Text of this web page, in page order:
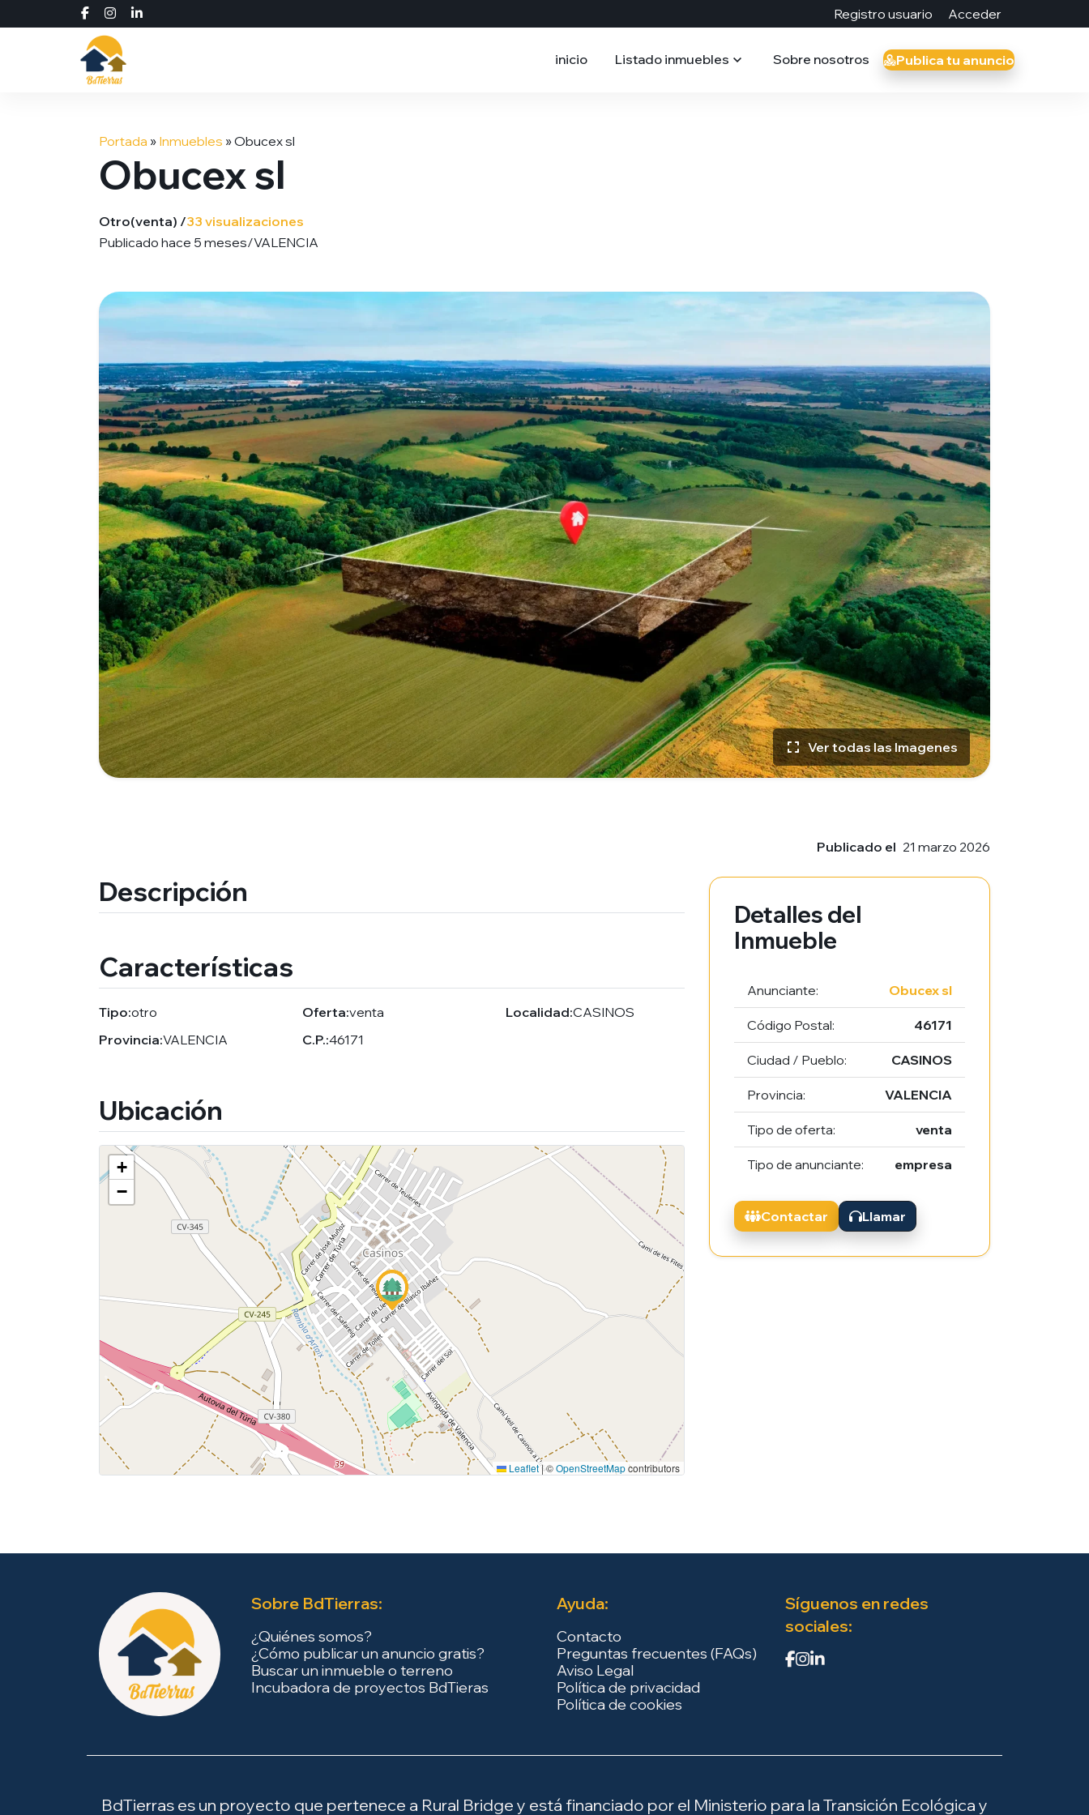
Registro usuario Acceder
inicio Listado inmuebles Sobre nosotros Publica tu anuncio
Portada » Inmuebles »Obucex sl
Obucex sl
Otro(venta) /33 visualizaciones
Publicado hace 5 meses/VALENCIA
Ver todas las Imagenes
Publicado el 21 marzo 2026
Descripción
Características
Tipo:otro Oferta:venta Localidad:CASINOS
Provincia:VALENCIA C.P.:46171
Ubicación
+
−
Leaflet|©OpenStreetMapcontributors
Detalles del
Inmueble
Anunciante: Obucex sl
Código Postal: 46171
Ciudad / Pueblo: CASINOS
Provincia: VALENCIA
Tipo de oferta: venta
Tipo de anunciante: empresa
Contactar Llamar
Sobre BdTierras:
¿Quiénes somos?
¿Cómo publicar un anuncio gratis?
Buscar un inmueble o terreno
Incubadora de proyectos BdTieras
Ayuda:
Contacto
Preguntas frecuentes (FAQs)
Aviso Legal
Política de privacidad
Política de cookies
Síguenos en redes
sociales:
BdTierras es un proyecto que pertenece a Rural Bridge y está financiado por el Ministerio para la Transición Ecológica y